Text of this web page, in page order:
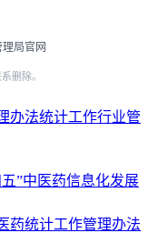
理局官网
删除。
办法统计工作行业管
”中医药信息化发展
药统计工作管理办法